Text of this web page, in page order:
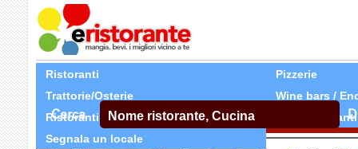
Ristoranti
Pizzerie
Trattorie/Osterie
Wine bars /
Ristoranti Etnici
Tutti Ristoranti
Segnala un locale
Cerca